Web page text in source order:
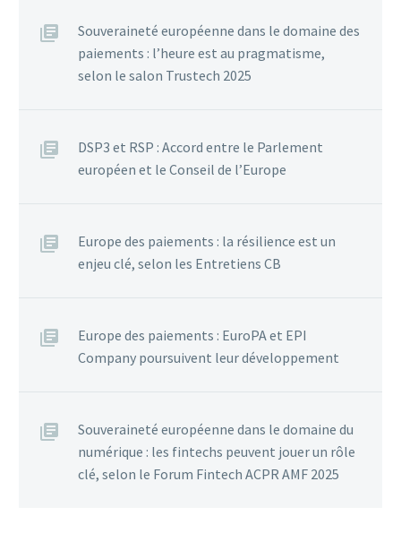
Souveraineté européenne dans le domaine des
paiements : l’heure est au pragmatisme,
selon le salon Trustech 2025
DSP3 et RSP : Accord entre le Parlement
européen et le Conseil de l’Europe
Europe des paiements : la résilience est un
enjeu clé, selon les Entretiens CB
Europe des paiements : EuroPA et EPI
Company poursuivent leur développement
Souveraineté européenne dans le domaine du
numérique : les fintechs peuvent jouer un rôle
clé, selon le Forum Fintech ACPR AMF 2025